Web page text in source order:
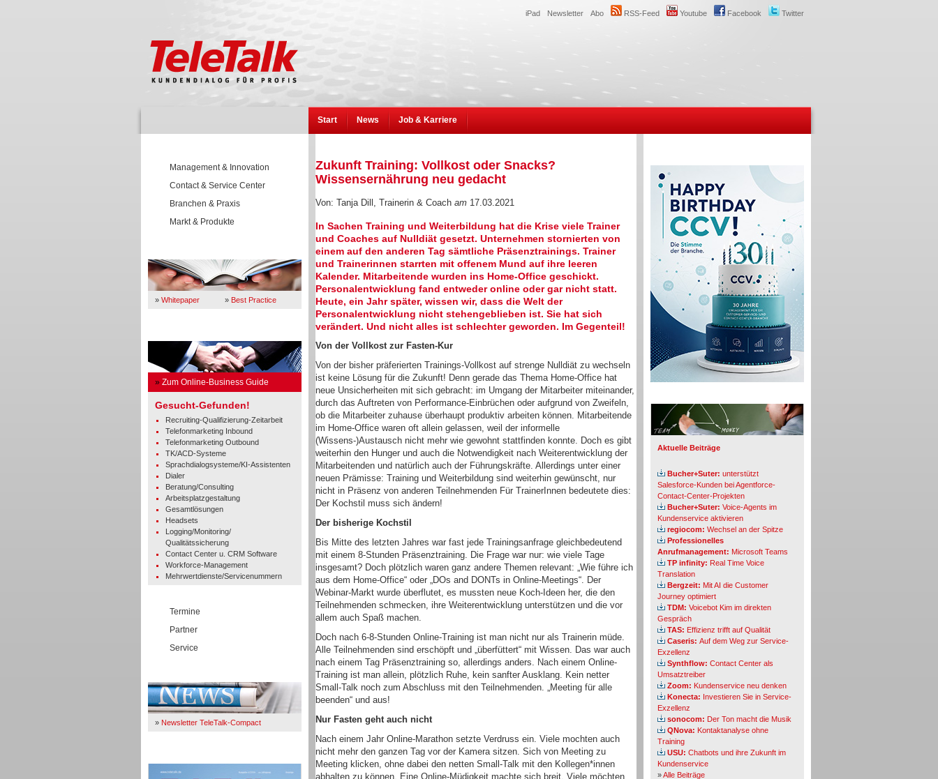
Twitter
Facebook
Youtube
RSS-Feed
Abo
Newsletter
iPad
Start News Job & Karriere
Management & Innovation
Contact & Service Center
Branchen & Praxis
Markt & Produkte
» Whitepaper » Best Practice
» Zum Online-Business Guide
Gesucht-Gefunden!
Recruiting-Qualifizierung-Zeitarbeit
Telefonmarketing Inbound
Telefonmarketing Outbound
TK/ACD-Systeme
Sprachdialogsysteme/KI-Assistenten
Dialer
Beratung/Consulting
Arbeitsplatzgestaltung
Gesamtlösungen
Headsets
Logging/Monitoring/
Qualitätssicherung
Contact Center u. CRM Software
Workforce-Management
Mehrwertdienste/Servicenummern
Termine
Partner
Service
» Newsletter TeleTalk-Compact
Zukunft Training: Vollkost oder Snacks?
Wissensernährung neu gedacht
Von: Tanja Dill, Trainerin & Coach am 17.03.2021
In Sachen Training und Weiterbildung hat die Krise viele Trainer
und Coaches auf Nulldiät gesetzt. Unternehmen stornierten von
einem auf den anderen Tag sämtliche Präsenztrainings. Trainer
und Trainerinnen starrten mit offenem Mund auf ihre leeren
Kalender. Mitarbeitende wurden ins Home-Office geschickt.
Personalentwicklung fand entweder online oder gar nicht statt.
Heute, ein Jahr später, wissen wir, dass die Welt der
Personalentwicklung nicht stehengeblieben ist. Sie hat sich
verändert. Und nicht alles ist schlechter geworden. Im Gegenteil!
Von der Vollkost zur Fasten-Kur
Von der bisher präferierten Trainings-Vollkost auf strenge Nulldiät zu wechseln
ist keine Lösung für die Zukunft! Denn gerade das Thema Home-Office hat
neue Unsicherheiten mit sich gebracht: im Umgang der Mitarbeiter miteinander,
durch das Auftreten von Performance-Einbrüchen oder aufgrund von Zweifeln,
ob die Mitarbeiter zuhause überhaupt produktiv arbeiten können. Mitarbeitende
im Home-Office waren oft allein gelassen, weil der informelle
(Wissens-)Austausch nicht mehr wie gewohnt stattfinden konnte. Doch es gibt
weiterhin den Hunger und auch die Notwendigkeit nach Weiterentwicklung der
Mitarbeitenden und natürlich auch der Führungskräfte. Allerdings unter einer
neuen Prämisse: Training und Weiterbildung sind weiterhin gewünscht, nur
nicht in Präsenz von anderen Teilnehmenden Für TrainerInnen bedeutete dies:
Der Kochstil muss sich ändern!
Der bisherige Kochstil
Bis Mitte des letzten Jahres war fast jede Trainingsanfrage gleichbedeutend
mit einem 8-Stunden Präsenztraining. Die Frage war nur: wie viele Tage
insgesamt? Doch plötzlich waren ganz andere Themen relevant: „Wie führe ich
aus dem Home-Office“ oder „DOs and DONTs in Online-Meetings“. Der
Webinar-Markt wurde überflutet, es mussten neue Koch-Ideen her, die den
Teilnehmenden schmecken, ihre Weiterentwicklung unterstützen und die vor
allem auch Spaß machen.
Doch nach 6-8-Stunden Online-Training ist man nicht nur als Trainerin müde.
Alle Teilnehmenden sind erschöpft und „überfüttert“ mit Wissen. Das war auch
nach einem Tag Präsenztraining so, allerdings anders. Nach einem Online-
Training ist man allein, plötzlich Ruhe, kein sanfter Ausklang. Kein netter
Small-Talk noch zum Abschluss mit den Teilnehmenden. „Meeting für alle
beenden“ und aus!
Nur Fasten geht auch nicht
Nach einem Jahr Online-Marathon setzte Verdruss ein. Viele mochten auch
nicht mehr den ganzen Tag vor der Kamera sitzen. Sich von Meeting zu
Meeting klicken, ohne dabei den netten Small-Talk mit den Kollegen*innen
abhalten zu können. Eine Online-Müdigkeit machte sich breit. Viele möchten
Aktuelle Beiträge
Bucher+Suter: unterstützt
Salesforce-Kunden bei Agentforce-
Contact-Center-Projekten
Bucher+Suter: Voice-Agents im
Kundenservice aktivieren
regiocom: Wechsel an der Spitze
Professionelles
Anrufmanagement: Microsoft Teams
TP infinity: Real Time Voice
Translation
Bergzeit: Mit AI die Customer
Journey optimiert
TDM: Voicebot Kim im direkten
Gespräch
TAS: Effizienz trifft auf Qualität
Caseris: Auf dem Weg zur Service-
Exzellenz
Synthflow: Contact Center als
Umsatztreiber
Zoom: Kundenservice neu denken
Konecta: Investieren Sie in Service-
Exzellenz
sonocom: Der Ton macht die Musik
QNova: Kontaktanalyse ohne
Training
USU: Chatbots und ihre Zukunft im
Kundenservice
»Alle Beiträge